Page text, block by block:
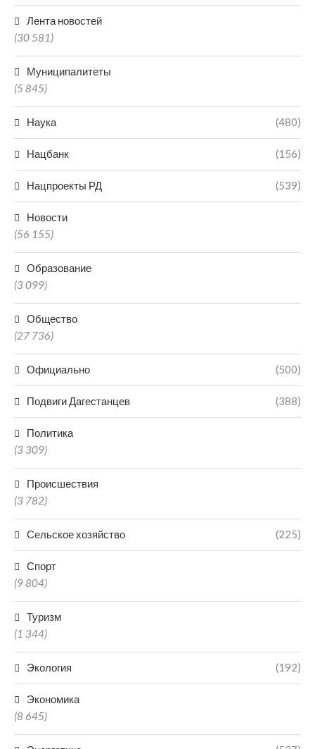
Лента новостей
(30 581)
Муниципалитеты
(5 845)
Наука (480)
Нацбанк (156)
Нацпроекты РД (539)
Новости
(56 155)
Образование
(3 099)
Общество
(27 736)
Официально (500)
Подвиги Дагестанцев (388)
Политика
(3 309)
Происшествия
(3 782)
Сельское хозяйство (225)
Спорт
(9 804)
Туризм
(1 344)
Экология (192)
Экономика
(8 645)